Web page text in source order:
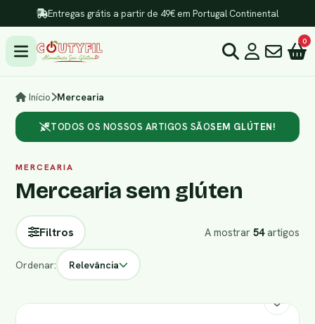
Entregas grátis a partir de 49€ em Portugal Continental
0
Início Mercearia
TODOS OS NOSSOS ARTIGOS SÃOSEM GLÚTEN!
MERCEARIA
Mercearia sem glúten
Filtros A mostrar 54artigos
Ordenar: Relevância